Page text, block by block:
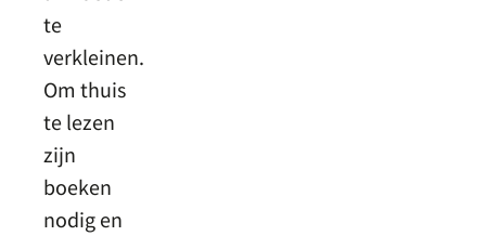
te
verkleinen.
Om thuis
te lezen
zijn
boeken
nodig en